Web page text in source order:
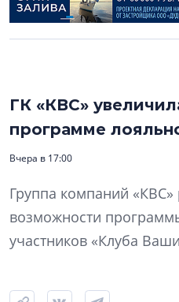
ГК «КВС»
программе
Вчера в 17:00
Группа компаний
возможности
участников «Клуба